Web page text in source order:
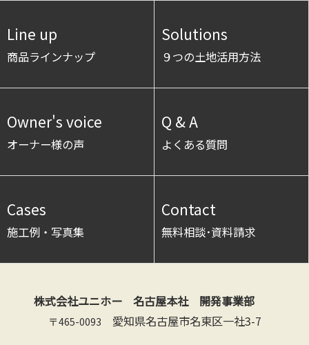
Line up
商品ラインナップ
Solutions
９つの土地活用方法
Owner's voice
オーナー様の声
Q & A
よくある質問
Cases
施工例・写真集
Contact
無料相談･資料請求
株式会社ユニホー 名古屋本社 開発事業部
〒465-0093 愛知県名古屋市名東区一社3-7